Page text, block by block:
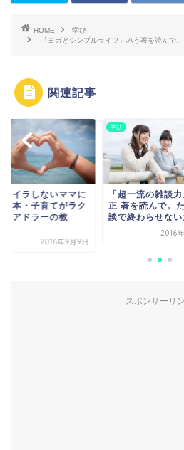
HOME
学び
「ヨガとシンプルライフ」みう著を読んで
関連記事
ライラしないママに
る本・子育てがラク
るアドラーの教
...
2016年9月9日
学び
「超一流の雑談
正 著を読んで。
談で終わらせな
2016
スポンサーリ